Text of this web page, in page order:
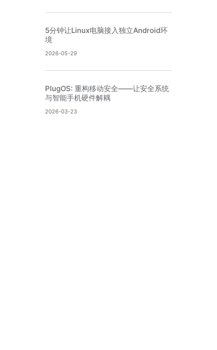
5分钟让Linux电脑接入独立Android环
境
2026-05-29
PlugOS: 重构移动安全——让安全系统
与智能手机硬件解耦
2026-03-23